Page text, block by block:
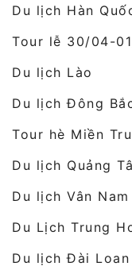
Du lịch Hàn
Tour lễ 30/04-
Du lịch Lào
Du lịch Đông
Tour hè Miền
Du lịch Quảng
Du lịch Vân
Du Lịch Trung
Du lịch Đài Loan